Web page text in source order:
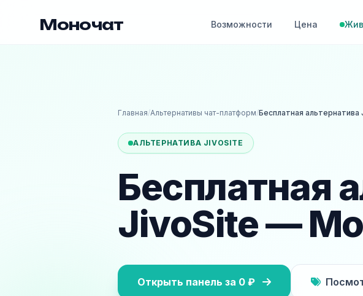
Моночат Возможности Цена
Главная/Альтернативы чат-платформ/Бесплатная
АЛЬТЕРНАТИВА JIVOSITE
Бесплатная
JivoSite —
Открыть панель за 0 ₽